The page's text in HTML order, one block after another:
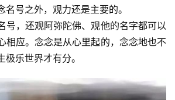
号之外，观力还是主要的。
号，还观阿弥陀佛、观他的名字都可以
相应。念念是从心里起的，念念地也不
极乐世界才有分。